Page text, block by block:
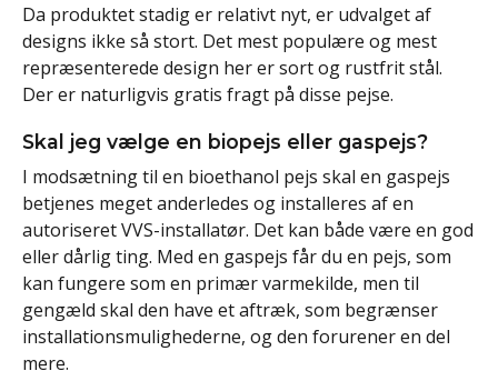
Da produktet stadig er relativt nyt, er udvalget af
designs ikke så stort. Det mest populære og mest
repræsenterede design her er sort og rustfrit stål.
Der er naturligvis gratis fragt på disse pejse.
Skal jeg vælge en biopejs eller gaspejs?
I modsætning til en bioethanol pejs skal en gaspejs
betjenes meget anderledes og installeres af en
autoriseret VVS-installatør. Det kan både være en god
eller dårlig ting. Med en gaspejs får du en pejs, som
kan fungere som en primær varmekilde, men til
gengæld skal den have et aftræk, som begrænser
installationsmulighederne, og den forurener en del
mere.